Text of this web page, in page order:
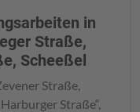
in
Straße,
Scheeßel
Straße,
Straße“,